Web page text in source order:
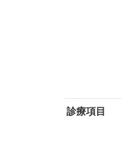
診療項目